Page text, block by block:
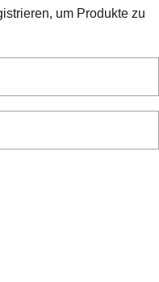
um Produkte zu